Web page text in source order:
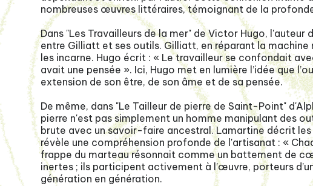
nombreuses œuvres littéraires, témoignant de la
Dans "Les Travailleurs de la mer" de Victor Hugo,
entre Gilliatt et ses outils. Gilliatt, en réparant la machine
les incarne. Hugo écrit : « Le travailleur se confondait
avait une pensée ». Ici, Hugo met en lumière l’idée que
extension de son être, de son âme et de sa pensée.
De même, dans "Le Tailleur de pierre de Saint-Point"
pierre n'est pas simplement un homme manipulant des
brute avec un savoir-faire ancestral. Lamartine décrit
révèle une compréhension profonde de l'artisanat : «
frappe du marteau résonnait comme un battement de
inertes ; ils participent activement à l’œuvre, porteurs
génération en génération.